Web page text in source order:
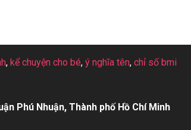
, kể chuyện cho bé, ý nghĩa tên, chỉ số bmi
Phú Nhuận, Thành phố Hồ Chí Minh